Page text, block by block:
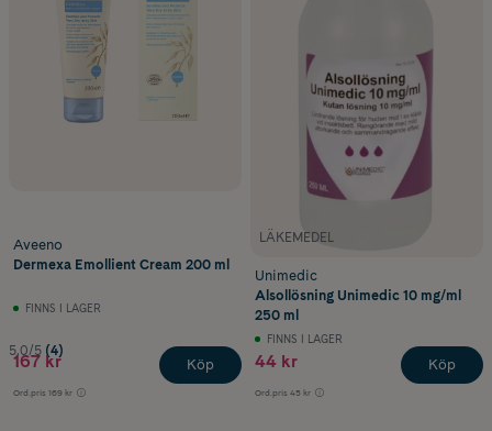
Aveeno
Dermexa Emollient Cream 200 ml
FINNS I LAGER
5.0/5 (4)
167 kr
Ord.pris 169 kr
Köp
LÄKEMEDEL
Unimedic
Alsollösning Unimedic 10 mg/ml
250 ml
FINNS I LAGER
44 kr
Ord.pris 45 kr
Köp